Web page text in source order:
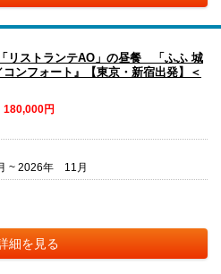
リストランテAO」の昼餐 「ふふ 城
ンフォート』【東京・新宿出発】＜
180,000円
~ 2026年 11月
細を見る